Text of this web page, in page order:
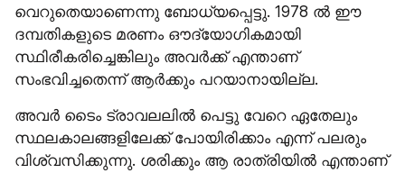
വെറുതെയാണെന്നു ബോധ്യപ്പെട്ടു. 1978 ൽ ഈ
ദമ്പതികളുടെ മരണം ഔദ്യോഗികമായി
സ്ഥിരീകരിച്ചെങ്കിലും അവർക്ക് എന്താണ്
സംഭവിച്ചതെന്ന് ആർക്കും പറയാനായില്ല.
അവർ ടൈം ട്രാവലലിൽ പെട്ടു വേറെ ഏതേലും
സ്ഥലകാലങ്ങളിലേക്ക് പോയിരിക്കാം എന്ന് പലരും
വിശ്വസിക്കുന്നു. ശരിക്കും ആ രാത്രിയിൽ എന്താണ്